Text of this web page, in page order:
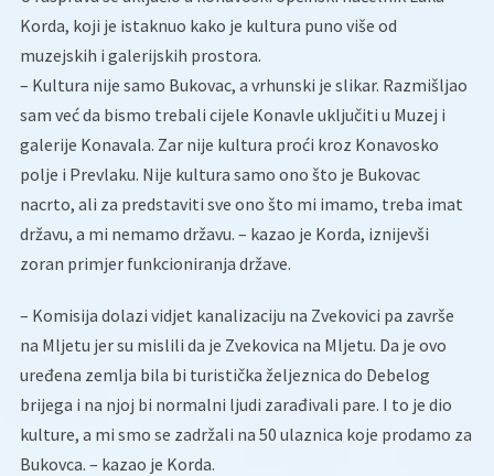
Korda, koji je istaknuo kako je kultura puno više od
muzejskih i galerijskih prostora.
– Kultura nije samo Bukovac, a vrhunski je slikar. Razmišljao
sam već da bismo trebali cijele Konavle uključiti u Muzej i
galerije Konavala. Zar nije kultura proći kroz Konavosko
polje i Prevlaku. Nije kultura samo ono što je Bukovac
nacrto, ali za predstaviti sve ono što mi imamo, treba imat
državu, a mi nemamo državu. – kazao je Korda, iznijevši
zoran primjer funkcioniranja države.
– Komisija dolazi vidjet kanalizaciju na Zvekovici pa završe
na Mljetu jer su mislili da je Zvekovica na Mljetu. Da je ovo
uređena zemlja bila bi turistička željeznica do Debelog
brijega i na njoj bi normalni ljudi zarađivali pare. I to je dio
kulture, a mi smo se zadržali na 50 ulaznica koje prodamo za
Bukovca. – kazao je Korda.